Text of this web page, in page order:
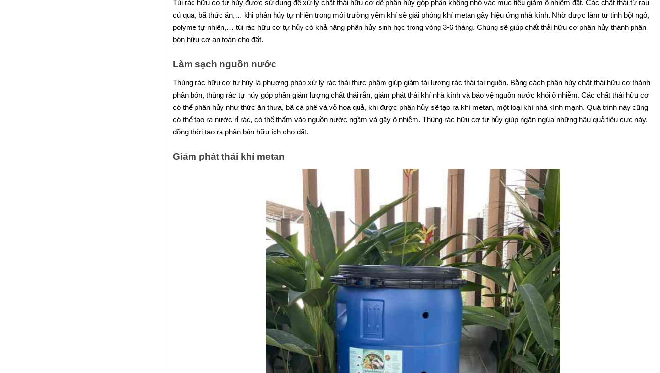
Túi rác hữu cơ tự hủy được sử dụng để xử lý chất thải hữu cơ dễ phân hủy góp phần không nhỏ vào mục tiêu giảm ô nhiễm đất. Các chất thải từ rau
củ quả, bã thức ăn,… khi phân hủy tự nhiên trong môi trường yếm khí sẽ giải phóng khí metan gây hiệu ứng nhà kính. Nhờ được làm từ tinh bột ngô,
polyme tự nhiên,… túi rác hữu cơ tự hủy có khả năng phân hủy sinh học trong vòng 3-6 tháng. Chúng sẽ giúp chất thải hữu cơ phân hủy thành phân
bón hữu cơ an toàn cho đất.
Làm sạch nguồn nước
Thùng rác hữu cơ tự hủy là phương pháp xử lý rác thải thực phẩm giúp giảm tải lượng rác thải tại nguồn. Bằng cách phân hủy chất thải hữu cơ thành
phân bón, thùng rác tự hủy góp phần giảm lượng chất thải rắn, giảm phát thải khí nhà kính và bảo vệ nguồn nước khỏi ô nhiễm. Các chất thải hữu cơ
có thể phân hủy như thức ăn thừa, bã cà phê và vỏ hoa quả, khi được phân hủy sẽ tạo ra khí metan, một loại khí nhà kính mạnh. Quá trình này cũng
có thể tạo ra nước rỉ rác, có thể thấm vào nguồn nước ngầm và gây ô nhiễm. Thùng rác hữu cơ tự hủy giúp ngăn ngừa những hậu quả tiêu cực này,
đồng thời tạo ra phân bón hữu ích cho đất.
Giảm phát thải khí metan